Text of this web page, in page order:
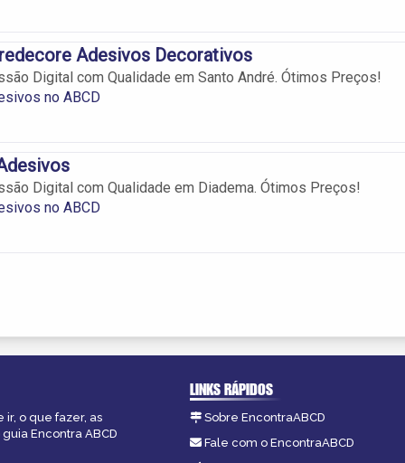
Adesivos Decorativos
Digital com Qualidade em Santo André. Ótimos Preços!
no ABCD
Digital com Qualidade em Diadema. Ótimos Preços!
no ABCD
ir, o que fazer, as
Encontra ABCD
LINKS RÁPIDOS
Sobre EncontraABCD
Fale com o EncontraABCD